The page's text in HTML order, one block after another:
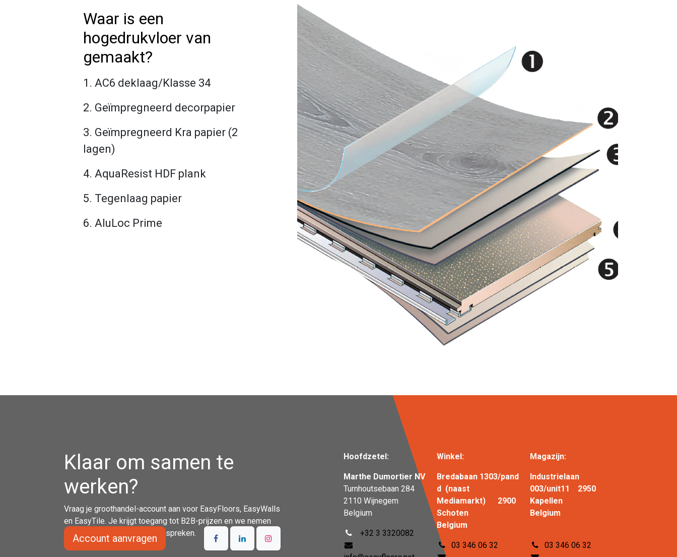
Waar is een
hogedrukvloer van
gemaakt?
1. AC6 deklaag/Klasse 34
2. Geïmpregneerd decorpapier
3. Geïmpregneerd Kra papier (2
lagen)
4. AquaResist HDF plank
5. Tegenlaag papier
6. AluLoc Prime
Klaar om samen te
werken?
Vraag je groothandel-account aan voor EasyFloors, EasyWalls
en EasyTile. Je krijgt toegang tot B2B-prijzen en we nemen
contact op om je noden te bespreken.
Hoofdzetel:
Marthe Dumortier NV
Turnhoutsebaan 284
2110 Wijnegem
Belgium
+32 3 3320082
Winkel:
Bredabaan 1303/pand
d (naast
Mediamarkt) 2900
Schoten
Belgium
03 346 06 32
Magazijn:
Industrielaan
003/unit11 2950
Kapellen
Belgium
03 346 06 32
Account aanvragen